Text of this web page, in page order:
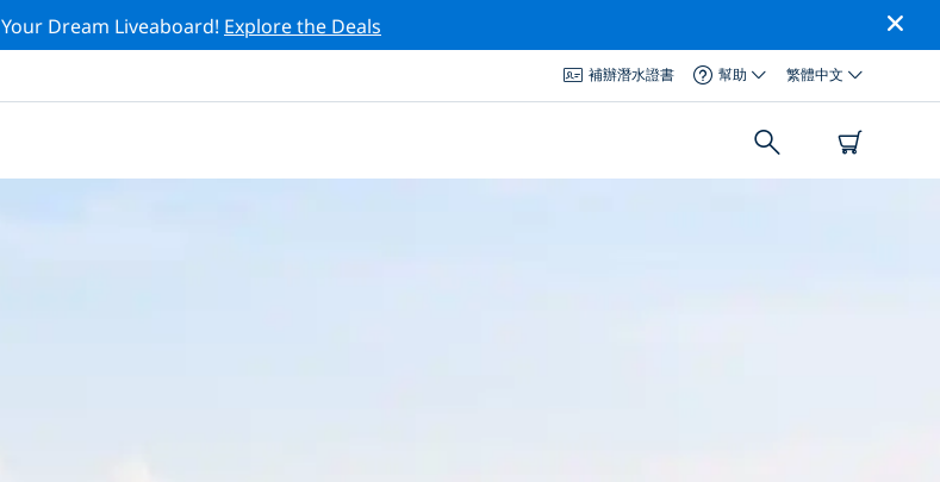
Dream Liveaboard! Explore the Deals
補辦潛水證書 幫助 繁體中文